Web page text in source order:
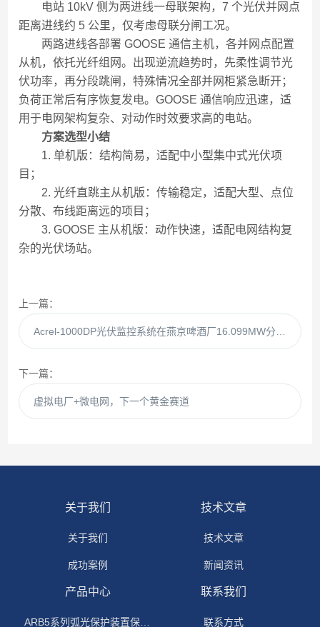
电站 10kV 侧为两进线一母联架构，7 个光伏并网点
距离进线约 5 公里，仅考虑母联分闸工况。
两路进线各部署 GOOSE 通信主机，各并网点配置
从机，依托光纤组网。出现逆流趋势时，先柔性调节光
伏功率，再分段跳闸，特殊情况全部并网柜紧急断开；
负荷正常后有序恢复发电。GOOSE 通信响应迅速，适
用于电网架构复杂、对动作时效要求高的电站。
方案选型小结
1. 单机版：结构简易，适配中小型集中式光伏项
目；
2. 光纤直跳主从机版：传输稳定，适配大型、点位
分散、布线距离远的项目；
3. GOOSE 主从机版：动作快速，适配电网结构复
杂的光伏场站。
上一篇：
下一篇：
虚拟电厂+微电网，下一个黄金赛道
关于我们
关于我们
成功案例
技术文章
技术文章
新闻资讯
产品中心
ARB5系列弧光保护装置保护功能原理
联系我们
联系方式